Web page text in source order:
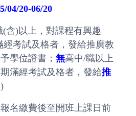
04/20-06/20
含)以上，對課程有興趣
考試及格者，發給推廣教
學位證書； 無高中/職以上
滿經考試及格者，發給推
名繳費後至開班上課日前